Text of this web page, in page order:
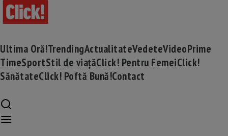
Ultima Oră!TrendingActualitateVedeteVideoPrime
TimeSportStil de viațăClick! Pentru FemeiClick!
SănătateClick! Poftă Bună!Contact